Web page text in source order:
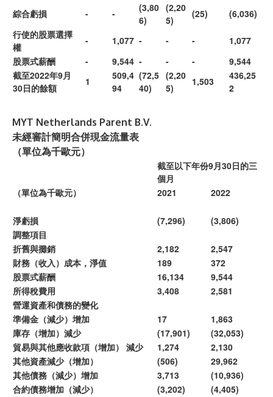
綜合虧損 - -
(3,80
6)
(2,20
5)
(25)
(6,036)
行使的股票選擇
權
- 1,077 - - -
1,077
股票式薪酬
- 9,544 - - -
9,544
截至2022年9月
30日的餘額
1
509,4
94
(72,5
40)
(2,20
5)
1,503
436,25
2
MYT Netherlands Parent B.V.
未經審計簡明合併現金流量表
（單位為千歐元）
截至以下年份9月30日的三
個月
（單位為千歐元）
2021 2022
淨虧損 (7,296)
(3,806)
調整項目
折舊與攤銷
2,182
2,547
財務（收入）成本，淨值
189
372
股票式薪酬
16,134
9,544
所得稅費用
3,408
2,581
營運資產和債務的變化
準備金（減少）增加
17
1,863
庫存（增加）減少
(17,901)
(32,053)
貿易與其他應收款項（增加） 減少
1,274
2,130
其他資產減少（增加）
(506)
29,962
其他債務（減少）增加
3,713
(10,936)
合約債務增加（減少）
(3,202) (4,405)